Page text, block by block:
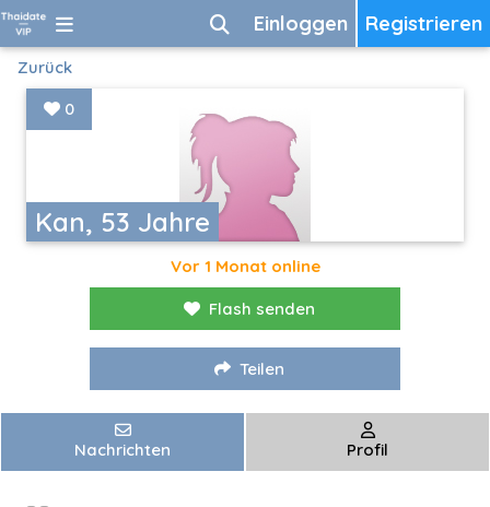
Registrieren
Einloggen
Zurück
Kan, 53 Jahre
0
Vor 1 Monat online
Flash senden
Teilen
Nachrichten Profil